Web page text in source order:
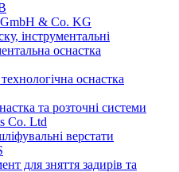
& Co. KG
інструментальні
оснастка
оснастка
та розточні системи
Co. Ltd
верстати
для зняття задирів та